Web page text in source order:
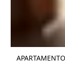
APARTAMENTO